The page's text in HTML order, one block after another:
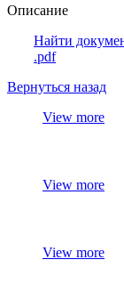
Описание
Найти
.pdf
Вернуться назад
View more
View more
View more